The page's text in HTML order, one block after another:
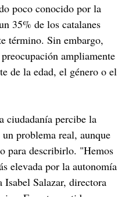
poco conocido por la
35% de los catalanes
término. Sin embargo,
ampliamente
de la edad, el género o el
ciudadanía percibe la
problema real, aunque
para describirlo. "Hemos
elevada por la autonomía
Salazar, directora